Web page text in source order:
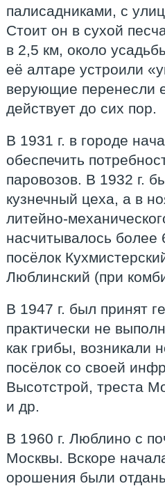
палисадниками, с
Стоит он в сухой
в 2,5 км, около
её алтаре устроили
верующие перенесли
действует до сих пор.
В 1931 г. в городе
обеспечить
паровозов. В 1932 г.
кузнечный цеха, а в
литейно-
насчитывалось более
посёлок
Люблинский (при
В 1947 г. был принят
практически не
как грибы, возникали
посёлок со своей
Высотстрой, треста
и др.
В 1960 г. Люблино с
Москвы. Вскоре
орошения были